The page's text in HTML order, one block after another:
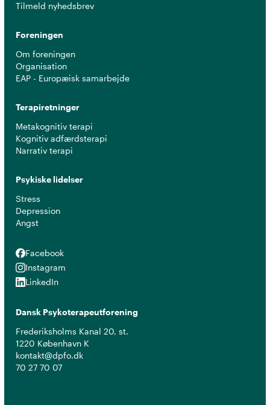
Tilmeld nyhedsbrev
Foreningen
Om foreningen
Organisation
EAP - Europæisk samarbejde
Terapiretninger
Metakognitiv terapi
Kognitiv adfærdsterapi
Narrativ terapi
Psykiske lidelser
Stress
Depression
Angst
Facebook
Facebook
Instagram
Instagram
LinkedIn
LinkedIn
Dansk Psykoterapeutforening
Frederiksholms Kanal 20, st.
1220 København K
kontakt@dpfo.dk
70 27 70 07